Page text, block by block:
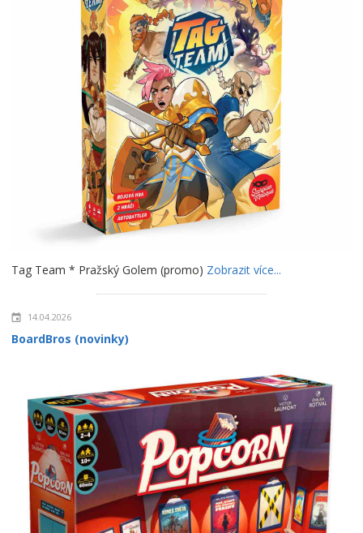
Tag Team * Pražský Golem (promo) Zobrazit více...
14.04.2026
BoardBros (novinky)